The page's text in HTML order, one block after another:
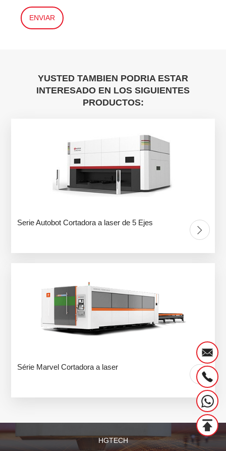
YUSTED TAMBIEN PODRIA ESTAR
INTERESADO EN LOS SIGUIENTES
PRODUCTOS:
Serie Autobot Cortadora a laser de 5 Ejes
Série Marvel Cortadora a laser
HGTECH